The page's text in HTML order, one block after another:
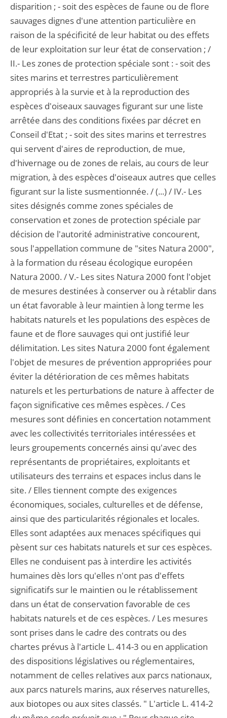
disparition ; - soit des espèces de faune ou de flore
sauvages dignes d'une attention particulière en
raison de la spécificité de leur habitat ou des effets
de leur exploitation sur leur état de conservation ; /
II.- Les zones de protection spéciale sont : - soit des
sites marins et terrestres particulièrement
appropriés à la survie et à la reproduction des
espèces d'oiseaux sauvages figurant sur une liste
arrêtée dans des conditions fixées par décret en
Conseil d'Etat ; - soit des sites marins et terrestres
qui servent d'aires de reproduction, de mue,
d'hivernage ou de zones de relais, au cours de leur
migration, à des espèces d'oiseaux autres que celles
figurant sur la liste susmentionnée. / (...) / IV.- Les
sites désignés comme zones spéciales de
conservation et zones de protection spéciale par
décision de l'autorité administrative concourent,
sous l'appellation commune de "sites Natura 2000",
à la formation du réseau écologique européen
Natura 2000. / V.- Les sites Natura 2000 font l'objet
de mesures destinées à conserver ou à rétablir dans
un état favorable à leur maintien à long terme les
habitats naturels et les populations des espèces de
faune et de flore sauvages qui ont justifié leur
délimitation. Les sites Natura 2000 font également
l'objet de mesures de prévention appropriées pour
éviter la détérioration de ces mêmes habitats
naturels et les perturbations de nature à affecter de
façon significative ces mêmes espèces. / Ces
mesures sont définies en concertation notamment
avec les collectivités territoriales intéressées et
leurs groupements concernés ainsi qu'avec des
représentants de propriétaires, exploitants et
utilisateurs des terrains et espaces inclus dans le
site. / Elles tiennent compte des exigences
économiques, sociales, culturelles et de défense,
ainsi que des particularités régionales et locales.
Elles sont adaptées aux menaces spécifiques qui
pèsent sur ces habitats naturels et sur ces espèces.
Elles ne conduisent pas à interdire les activités
humaines dès lors qu'elles n'ont pas d'effets
significatifs sur le maintien ou le rétablissement
dans un état de conservation favorable de ces
habitats naturels et de ces espèces. / Les mesures
sont prises dans le cadre des contrats ou des
chartes prévus à l'article L. 414-3 ou en application
des dispositions législatives ou réglementaires,
notamment de celles relatives aux parcs nationaux,
aux parcs naturels marins, aux réserves naturelles,
aux biotopes ou aux sites classés. " L'article L. 414-2